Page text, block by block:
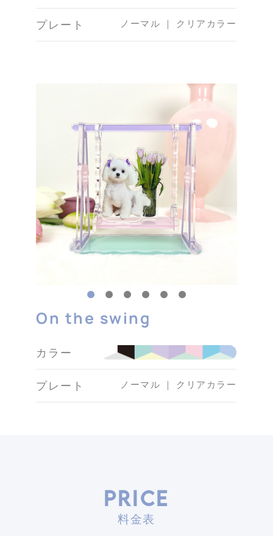
プレート ノーマル ｜ クリアカラー
On the swing
カラー
プレート ノーマル ｜ クリアカラー
PRICE
料金表